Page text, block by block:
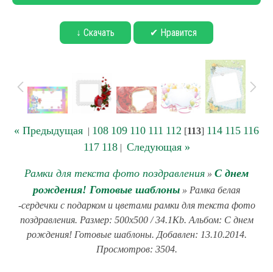
↓ Скачать ✔ Нравится
« Предыдущая | 108 109 110 111 112 [113] 114 115 116
117 118| Следующая »
Рамки для текста фото поздравления » С днем
рождения! Готовые шаблоны » Рамка белая
-сердечки с подарком и цветами рамки для текста фото
поздравления. Размер: 500x500 / 34.1Kb. Альбом: С днем
рождения! Готовые шаблоны. Добавлен: 13.10.2014.
Просмотров: 3504.